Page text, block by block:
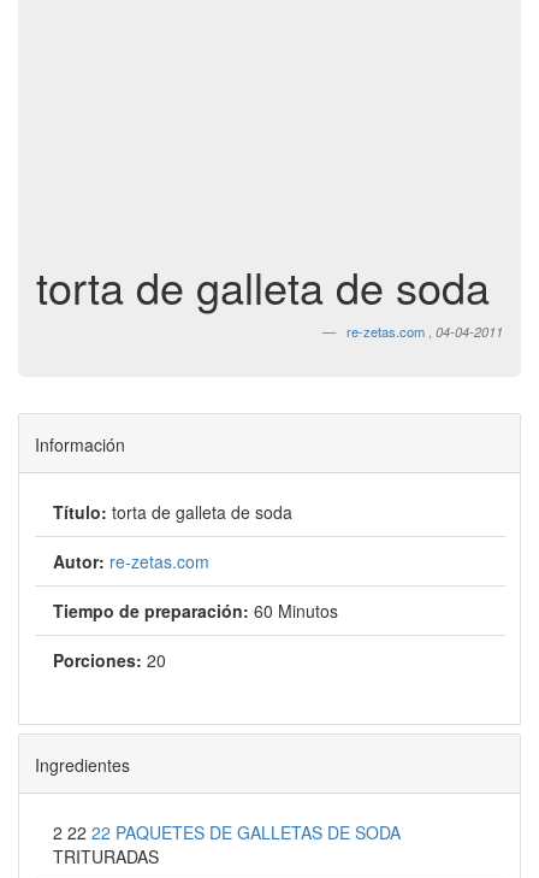
torta de galleta de soda
re-zetas.com 04-04-2011
Información
Título: torta de galleta de soda
Autor: re-zetas.com
Tiempo de preparación: 60 Minutos
Porciones: 20
Ingredientes
2 22 22 PAQUETES DE GALLETAS DE SODA
TRITURADAS